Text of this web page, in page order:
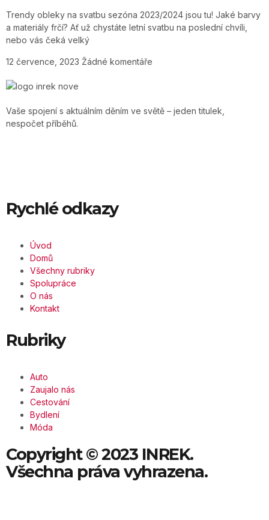
Trendy obleky na svatbu sezóna 2023/2024 jsou tu! Jaké barvy
a materiály frčí? Ať už chystáte letní svatbu na poslední chvíli,
nebo vás čeká velký
12 července, 2023 Žádné komentáře
Vaše spojení s aktuálním děním ve světě – jeden titulek,
nespočet příběhů.
Rychlé odkazy
Úvod
Domů
Všechny rubriky
Spolupráce
O nás
Kontakt
Rubriky
Auto
Zaujalo nás
Cestování
Bydlení
Móda
Copyright © 2023 INREK.
Všechna práva vyhrazena.